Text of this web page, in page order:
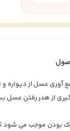
آوری عسل از دیواره
از هدر رفتن عسل
بودن موجب می شود